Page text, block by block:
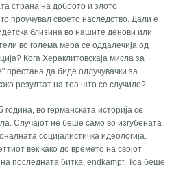
страна на доброто и злото
проучувал своето наследство. Дали е
близина во нашите денови или
во голема мера се оддалечија од
Кога Хераклитовскаја мисла за
престана да биде одлучувачки за
резултат на тоа што се случило?
во германската историја се
Случајот не беше само во изгубената
социјалистичка идеологија.
век како до времето на својот
последната битка, endkampf. Тоа беше